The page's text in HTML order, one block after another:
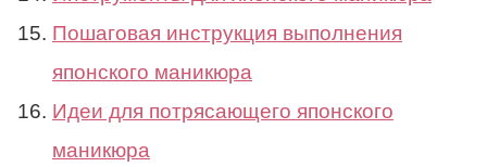
Пошаговая инструкция выполнения
японского маникюра
Идеи для потрясающего японского
маникюра